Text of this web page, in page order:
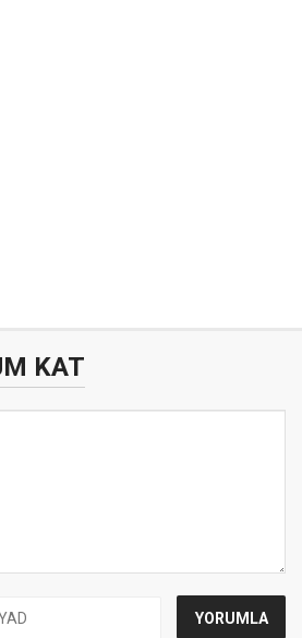
KAT